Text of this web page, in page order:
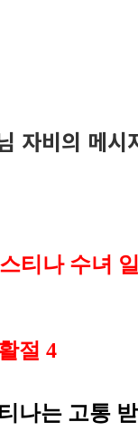
비의 메시
티나 수녀
절 4
나는 고통